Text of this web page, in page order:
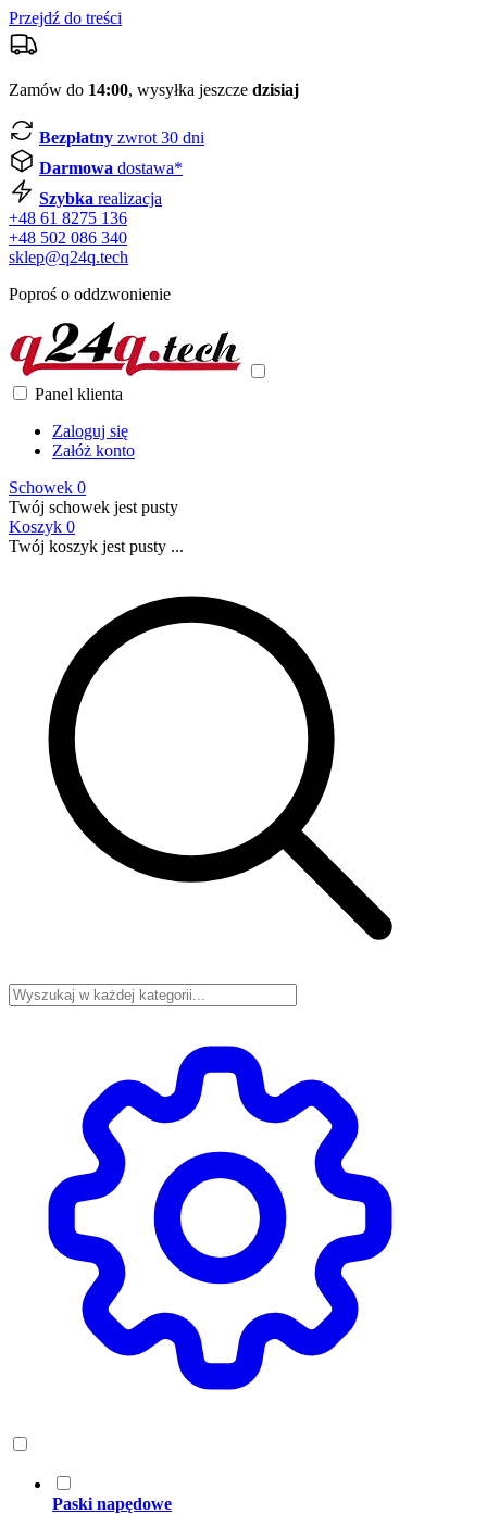
Przejdź do treści
Zamów do 14:00, wysyłka jeszcze dzisiaj
Bezpłatny zwrot 30 dni
Darmowa dostawa*
Szybka realizacja
+48 61 8275 136
+48 502 086 340
sklep@q24q.tech
Poproś o oddzwonienie
Panel klienta
Zaloguj się
Załóż konto
Schowek 0
Twój schowek jest pusty
Koszyk 0
Twój koszyk jest pusty ...
Paski napędowe